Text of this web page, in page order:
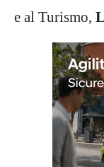
e al Turismo,